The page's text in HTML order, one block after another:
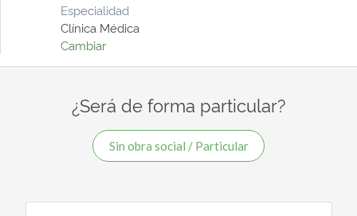
Especialidad
Clínica Médica
Cambiar
¿Será de forma particular?
Sin obra social / Particular